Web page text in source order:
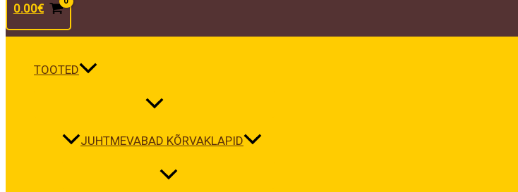
0.00€
TOOTED
JUHTMEVABAD KÕRVAKLAPID